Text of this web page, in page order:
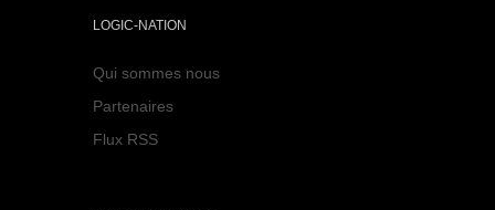
LOGIC-NATION
Qui sommes nous
Partenaires
Flux RSS